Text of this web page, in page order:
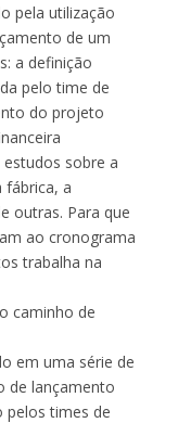
pela utilização
de um
a definição
pelo time de
do projeto
sobre a
fábrica, a
outras. Para que
ao cronograma
trabalha na
caminho de
em uma série de
de lançamento
pelos times de